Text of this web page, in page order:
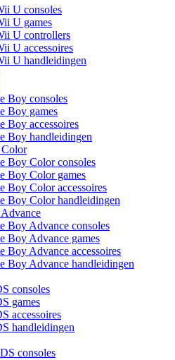
U consoles
U games
U controllers
U accessoires
U handleidingen
Boy consoles
Boy games
Boy accessoires
Boy handleidingen
Boy Color consoles
Boy Color games
Boy Color accessoires
Boy Color handleidingen
Boy Advance consoles
Boy Advance games
Boy Advance accessoires
Boy Advance handleidingen
consoles
games
accessoires
handleidingen
consoles